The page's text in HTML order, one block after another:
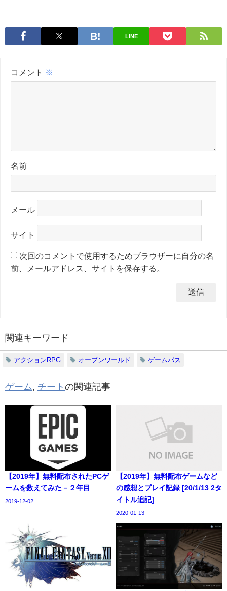
LINE
コメント ※
名前
メール
サイト
次回のコメントで使用するためブラウザーに自分の名
前、メールアドレス、サイトを保存する。
関連キーワード
アクションRPG オープンワールド ゲームパス
ゲーム, チート の関連記事
【2019年】無料配布されたPCゲ
ームを数えてみた－２年目
2019-12-02
【2019年】無料配布ゲームなど
の感想とプレイ記録 [20/1/13 2タ
イトル追記]
2020-01-13